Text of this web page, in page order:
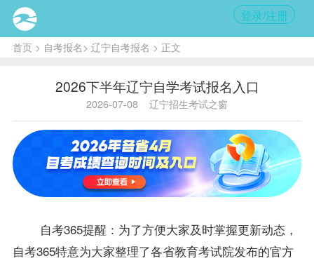
登录/注册
首页> 自考报名> 辽宁自考报名 > 正文
2026下半年辽宁自学考试报名入口
2026-07-08 辽宁招生考试之窗
自考365提醒：为了方便大家及时掌握更新动态，
自考365特意为大家整理了各省教育考试院发布的官方